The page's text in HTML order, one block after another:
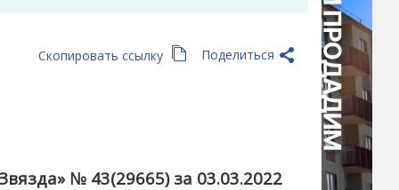
Скопировать ссылку Поделиться
№ 43(29665) за 03.03.2022